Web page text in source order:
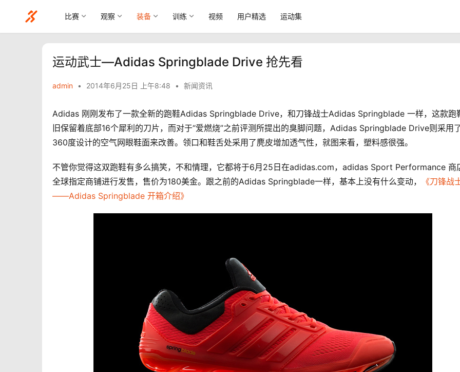
比赛 观察 装备 训练 视频 用户精选 运动集
运动武士—Adidas Springblade Drive 抢先看
admin • 2014年6月25日 上午8:48 • 新闻资讯
Adidas 刚刚发布了一款全新的跑鞋Adidas Springblade Drive，和刀锋战士Adidas Springblade 一样，这款跑
旧保留着底部16个犀利的刀片，而对于“爱燃烧”之前评测所提出的臭脚问题，Adidas Springblade Drive则采用
360度设计的空气网眼鞋面来改善。领口和鞋舌处采用了麂皮增加透气性，就图来看，塑料感很强。
不管你觉得这双跑鞋有多么搞笑，不和情理，它都将于6月25日在adidas.com，adidas Sport Performance 商
全球指定商铺进行发售，售价为180美金。跟之前的Adidas Springblade一样，基本上没有什么变动，
《刀锋战
——Adidas Springblade 开箱介绍》